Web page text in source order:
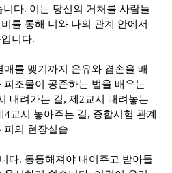
니다. 이는 당신의 거처를 사람들
를 통해 너와 나의 관계 안에서
니다.
를 맺기까지 온유와 겸손을 배
조물이 공존하는 법을 배우는
내려가는 길,제 2교시 내려놓는
4교시 놓아주는 길, 종합시험 관계
피의 현장실습
다. 동등해져야 내어주고 받아들